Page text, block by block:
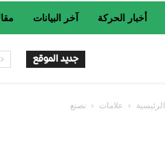
أخبار الحركة آخر البيانات
جديد الموقع
الرئيسية علامات نصنع